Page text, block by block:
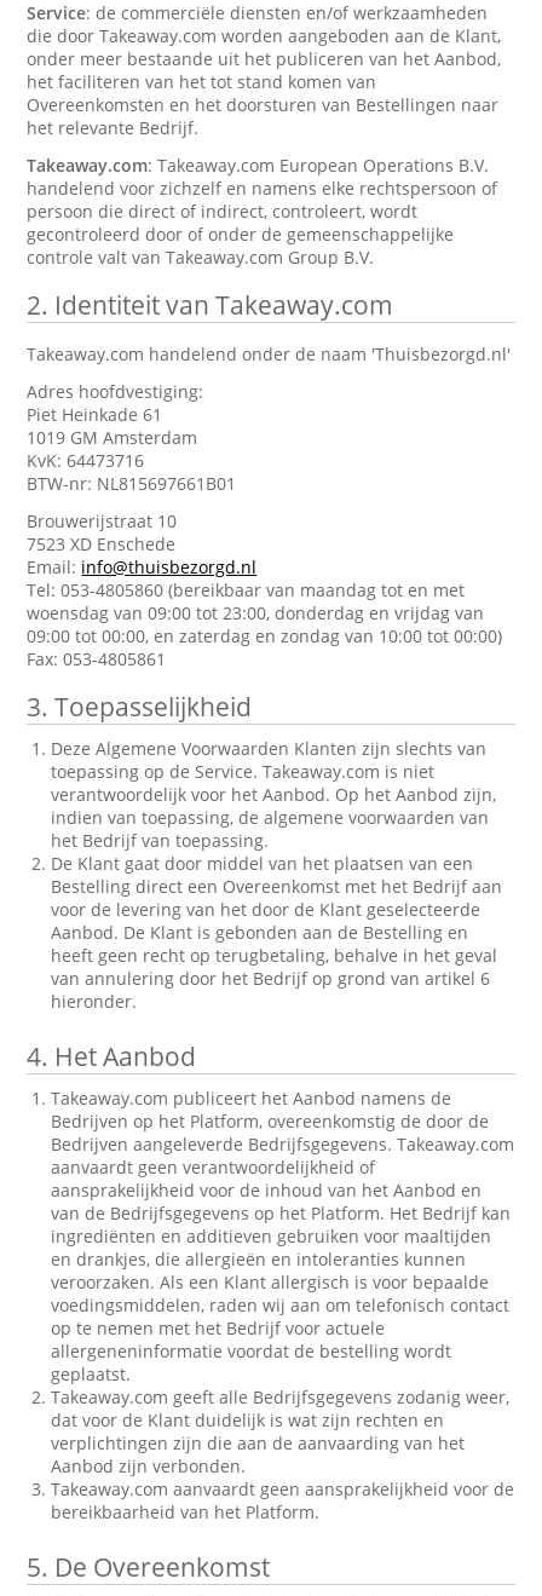
Service: de commerciële diensten en/of werkzaamheden
die door Takeaway.com worden aangeboden aan de Klant,
onder meer bestaande uit het publiceren van het Aanbod,
het faciliteren van het tot stand komen van
Overeenkomsten en het doorsturen van Bestellingen naar
het relevante Bedrijf.
Takeaway.com: Takeaway.com European Operations B.V.
handelend voor zichzelf en namens elke rechtspersoon of
persoon die direct of indirect, controleert, wordt
gecontroleerd door of onder de gemeenschappelijke
controle valt van Takeaway.com Group B.V.
2. Identiteit van Takeaway.com
Takeaway.com handelend onder de naam 'Thuisbezorgd.nl'
Adres hoofdvestiging:
Piet Heinkade 61
1019 GM Amsterdam
KvK: 64473716
BTW-nr: NL815697661B01
Brouwerijstraat 10
7523 XD Enschede
Email: info@thuisbezorgd.nl
Tel: 053-4805860 (bereikbaar van maandag tot en met
woensdag van 09:00 tot 23:00, donderdag en vrijdag van
09:00 tot 00:00, en zaterdag en zondag van 10:00 tot 00:00)
Fax: 053-4805861
3. Toepasselijkheid
Deze Algemene Voorwaarden Klanten zijn slechts van
toepassing op de Service. Takeaway.com is niet
verantwoordelijk voor het Aanbod. Op het Aanbod zijn,
indien van toepassing, de algemene voorwaarden van
het Bedrijf van toepassing.
De Klant gaat door middel van het plaatsen van een
Bestelling direct een Overeenkomst met het Bedrijf aan
voor de levering van het door de Klant geselecteerde
Aanbod. De Klant is gebonden aan de Bestelling en
heeft geen recht op terugbetaling, behalve in het geval
van annulering door het Bedrijf op grond van artikel 6
hieronder.
4. Het Aanbod
Takeaway.com publiceert het Aanbod namens de
Bedrijven op het Platform, overeenkomstig de door de
Bedrijven aangeleverde Bedrijfsgegevens. Takeaway.com
aanvaardt geen verantwoordelijkheid of
aansprakelijkheid voor de inhoud van het Aanbod en
van de Bedrijfsgegevens op het Platform. Het Bedrijf kan
ingrediënten en additieven gebruiken voor maaltijden
en drankjes, die allergieën en intoleranties kunnen
veroorzaken. Als een Klant allergisch is voor bepaalde
voedingsmiddelen, raden wij aan om telefonisch contact
op te nemen met het Bedrijf voor actuele
allergeneninformatie voordat de bestelling wordt
geplaatst.
Takeaway.com geeft alle Bedrijfsgegevens zodanig weer,
dat voor de Klant duidelijk is wat zijn rechten en
verplichtingen zijn die aan de aanvaarding van het
Aanbod zijn verbonden.
Takeaway.com aanvaardt geen aansprakelijkheid voor de
bereikbaarheid van het Platform.
5. De Overeenkomst